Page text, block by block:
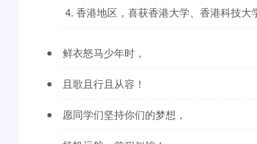
4. 香港地区，喜获香港大学、香港科技
鲜衣怒马少年时，
且歌且行且从容！
愿同学们坚持你们的梦想，